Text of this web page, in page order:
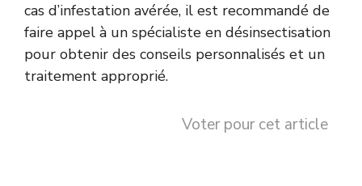
cas d’infestation avérée, il est recommandé de
faire appel à un spécialiste en désinsectisation
pour obtenir des conseils personnalisés et un
traitement approprié.
Voter pour cet article